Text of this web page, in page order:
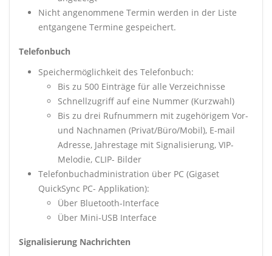
Nicht angenommene Termin werden in der Liste
entgangene Termine gespeichert.
Telefonbuch
Speichermöglichkeit des Telefonbuch:
Bis zu 500 Einträge für alle Verzeichnisse
Schnellzugriff auf eine Nummer (Kurzwahl)
Bis zu drei Rufnummern mit zugehörigem Vor-
und Nachnamen (Privat/Büro/Mobil), E-mail
Adresse, Jahrestage mit Signalisierung, VIP-
Melodie, CLIP- Bilder
Telefonbuchadministration über PC (Gigaset
QuickSync PC- Applikation):
Über Bluetooth-Interface
Über Mini-USB Interface
Signalisierung Nachrichten